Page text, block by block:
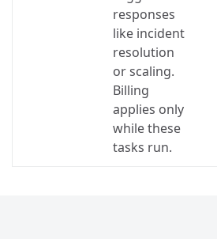
responses
like incident
resolution
or scaling.
Billing
applies only
while these
tasks run.